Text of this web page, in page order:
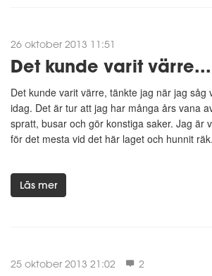
26 oktober 2013 11:51
Det kunde varit värre...
Det kunde varit värre, tänkte jag när jag såg
idag. Det är tur att jag har många års vana
spratt, busar och gör konstiga saker. Jag är
för det mesta vid det här laget och hunnit
Läs mer
25 oktober 2013 21:02 2